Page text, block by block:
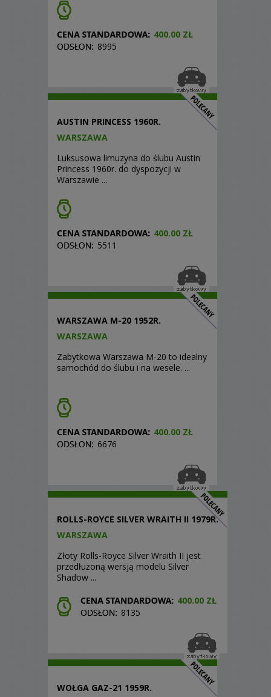
400.00 ZŁ
8995
AUSTIN PRINCESS 1960R.
WARSZAWA
Luksusowa limuzyna do ślubu Austin
Princess 1960r. do dyspozycji w
Warszawie ...
400.00 ZŁ
5511
WARSZAWA M-20 1952R.
WARSZAWA
Zabytkowa Warszawa M-20 to idealny
samochód do ślubu i na wesele. ...
400.00 ZŁ
6676
ROLLS-ROYCE SILVER WRAITH II 1979R.
WARSZAWA
Złoty Rolls-Royce Silver Wraith II jest
przedłużoną wersją modelu Silver
Shadow ...
400.00 ZŁ
8135
WOŁGA GAZ-21 1959R.